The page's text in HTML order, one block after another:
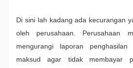
Di sini lah kadang ada kecurangan
oleh perusahaan. Perusahaan
mengurangi laporan penghasilan
maksud agar tidak membayar